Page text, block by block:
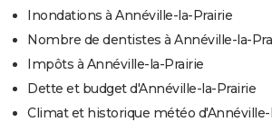
Inondations à Annéville-la-Prairie
Nombre de dentistes à Annéville-la-
Impôts à Annéville-la-Prairie
Dette et budget d'Annéville-la-Prairie
Climat et historique météo d'Annéville-